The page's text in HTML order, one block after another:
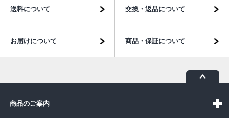
送料について 交換・返品について
お届けについて 商品・保証について
商品のご案内